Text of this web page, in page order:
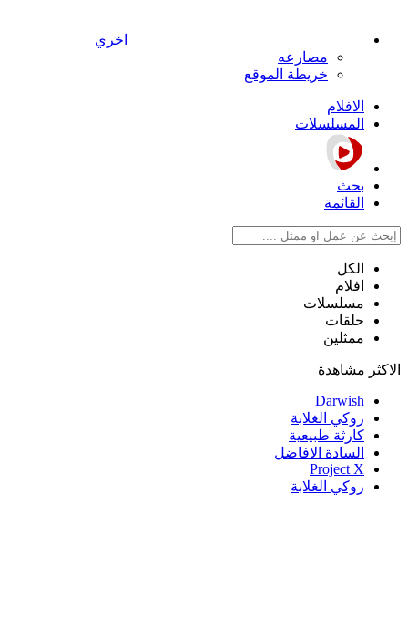
اخري
مصارعه
خريطة الموقع
الافلام
المسلسلات
بحث
القائمة
الكل
افلام
مسلسلات
حلقات
ممثلين
الاكثر مشاهدة
Darwish
روكي الغلابة
كارثة طبيعية
السادة الافاضل
Project X
روكي الغلابة